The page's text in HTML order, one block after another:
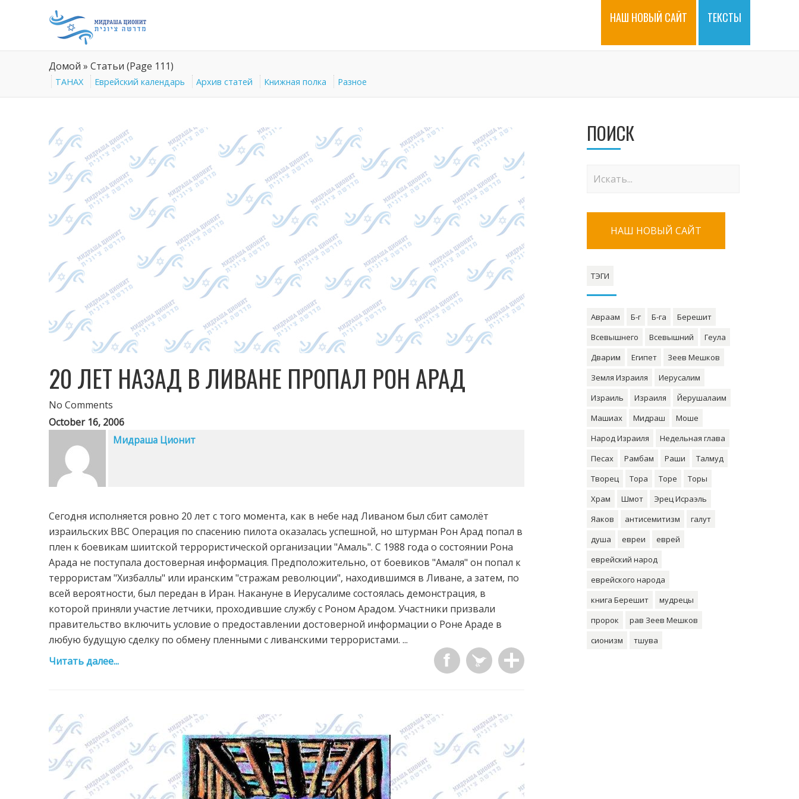
НАШ НОВЫЙ САЙТ ТЕКСТЫ
Домой » Статьи (Page 111)
ТАНАХ Еврейский календарь Архив статей Книжная полка Разное
20 ЛЕТ НАЗАД В ЛИВАНЕ ПРОПАЛ РОН АРАД
No Comments
October 16, 2006
Мидраша Ционит
Сегодня исполняется ровно 20 лет с того момента, как в небе над Ливаном был сбит самолёт
израильских ВВС Операция по спасению пилота оказалась успешной, но штурман Рон Арад попал в
плен к боевикам шиитской террористической организации "Амаль". С 1988 года о состоянии Рона
Арада не поступала достоверная информация. Предположительно, от боевиков "Амаля" он попал к
террористам "Хизбаллы" или иранским "стражам революции", находившимся в Ливане, а затем, по
всей вероятности, был передан в Иран. Накануне в Иерусалиме состоялась демонстрация, в
которой приняли участие летчики, проходившие службу с Роном Арадом. Участники призвали
правительство включить условие о предоставлении достоверной информации о Роне Араде в
любую будущую сделку по обмену пленными с ливанскими террористами. ...
Читать далее...
ПОИСК
НАШ НОВЫЙ САЙТ
ТЭГИ
Авраам Б-г Б-га
Берешит
Всевышнего
Всевышний
Геула
Дварим
Египет
Зеев Мешков
Земля Израиля
Иерусалим
Израиль
Израиля
Йерушалаим
Машиах
Мидраш
Моше
Народ Израиля
Недельная глава
Песах
Рамбам Раши
Талмуд
Творец
Тора Торе
Торы
Храм
Шмот
Эрец Исраэль
Яаков
антисемитизм
галут
душа
евреи
еврей
еврейский народ
еврейского народа
книга Берешит
мудрецы
пророк
рав Зеев Мешков
сионизм
тшува